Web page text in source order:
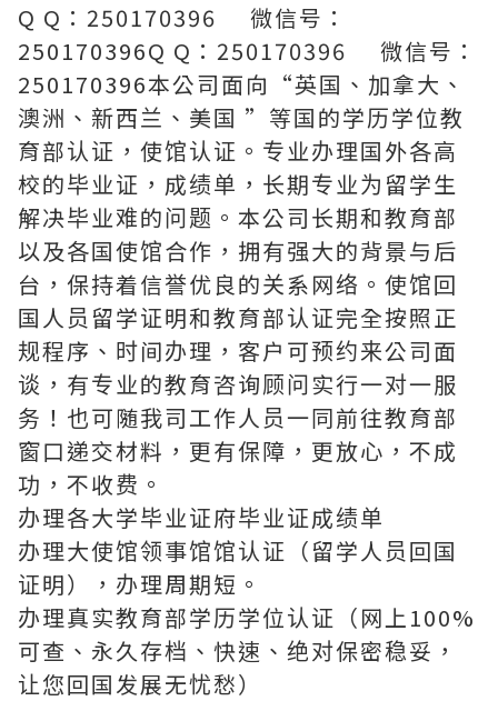
Q Q：250170396 微信号：
250170396Q Q：250170396 微信号：
250170396本公司面向“英国、加拿大、
澳洲、新西兰、美国 ”等国的学历学位教
育部认证，使馆认证。专业办理国外各高
校的毕业证，成绩单，长期专业为留学生
解决毕业难的问题。本公司长期和教育部
以及各国使馆合作，拥有强大的背景与后
台，保持着信誉优良的关系网络。使馆回
国人员留学证明和教育部认证完全按照正
规程序、时间办理，客户可预约来公司面
谈，有专业的教育咨询顾问实行一对一服
务！也可随我司工作人员一同前往教育部
窗口递交材料，更有保障，更放心，不成
功，不收费。
办理各大学毕业证府毕业证成绩单
办理大使馆领事馆馆认证（留学人员回国
证明），办理周期短。
办理真实教育部学历学位认证（网上100%
可查、永久存档、快速、绝对保密稳妥，
让您回国发展无忧愁）